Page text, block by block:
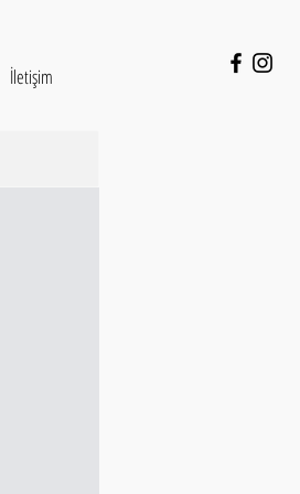
İletişim